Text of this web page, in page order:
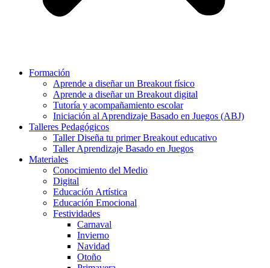
Formación
Aprende a diseñar un Breakout físico
Aprende a diseñar un Breakout digital
Tutoría y acompañamiento escolar
Iniciación al Aprendizaje Basado en Juegos (ABJ)
Talleres Pedagógicos
Taller Diseña tu primer Breakout educativo
Taller Aprendizaje Basado en Juegos
Materiales
Conocimiento del Medio
Digital
Educación Artística
Educación Emocional
Festividades
Carnaval
Invierno
Navidad
Otoño